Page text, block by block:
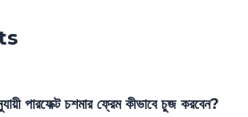
পারফেক্ট চশমার ফ্রেম কীভাবে চুজ করবেন?